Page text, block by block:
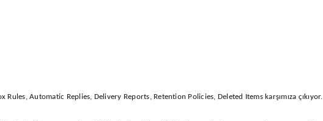
Rules, Automatic Replies, Delivery Reports, Retention Policies, Deleted Items karşımıza çıkıyor.